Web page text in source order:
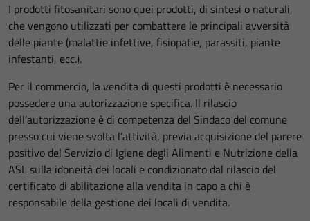
I prodotti fitosanitari sono quei prodotti, di sintesi o naturali,
che vengono utilizzati per combattere le principali avversità
delle piante (malattie infettive, fisiopatie, parassiti, piante
infestanti, ecc.).
Per il commercio, la vendita di questi prodotti è necessario
possedere una autorizzazione specifica. Il rilascio
dell’autorizzazione è di competenza del Sindaco del comune
presso cui viene svolta l’attività, previa acquisizione del parere
positivo del Servizio di Igiene degli Alimenti e Nutrizione della
ASL sulla idoneità dei locali e condizionato dal rilascio del
certificato di abilitazione alla vendita in capo a chi è
responsabile della gestione dei locali di vendita.